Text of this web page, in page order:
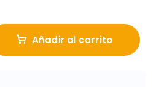
Añadir al carrito